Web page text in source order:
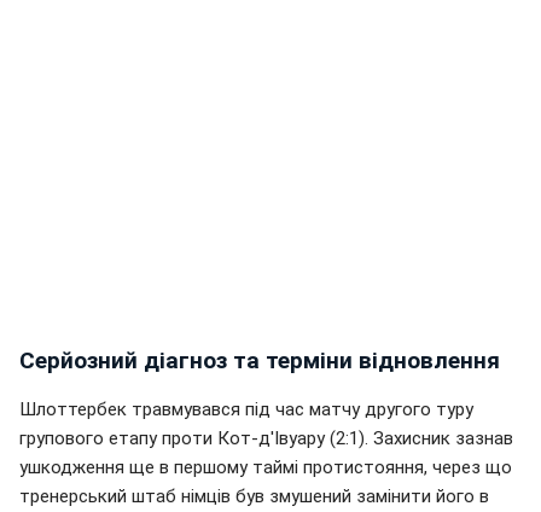
Серйозний діагноз та терміни відновлення
Шлоттербек травмувався під час матчу другого туру
групового етапу проти Кот-д'Івуару (2:1). Захисник зазнав
ушкодження ще в першому таймі протистояння, через що
тренерський штаб німців був змушений замінити його в